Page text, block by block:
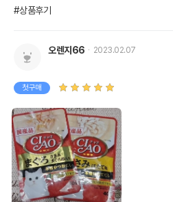
#상품후기
오렌지66 2023.02.07
첫구매